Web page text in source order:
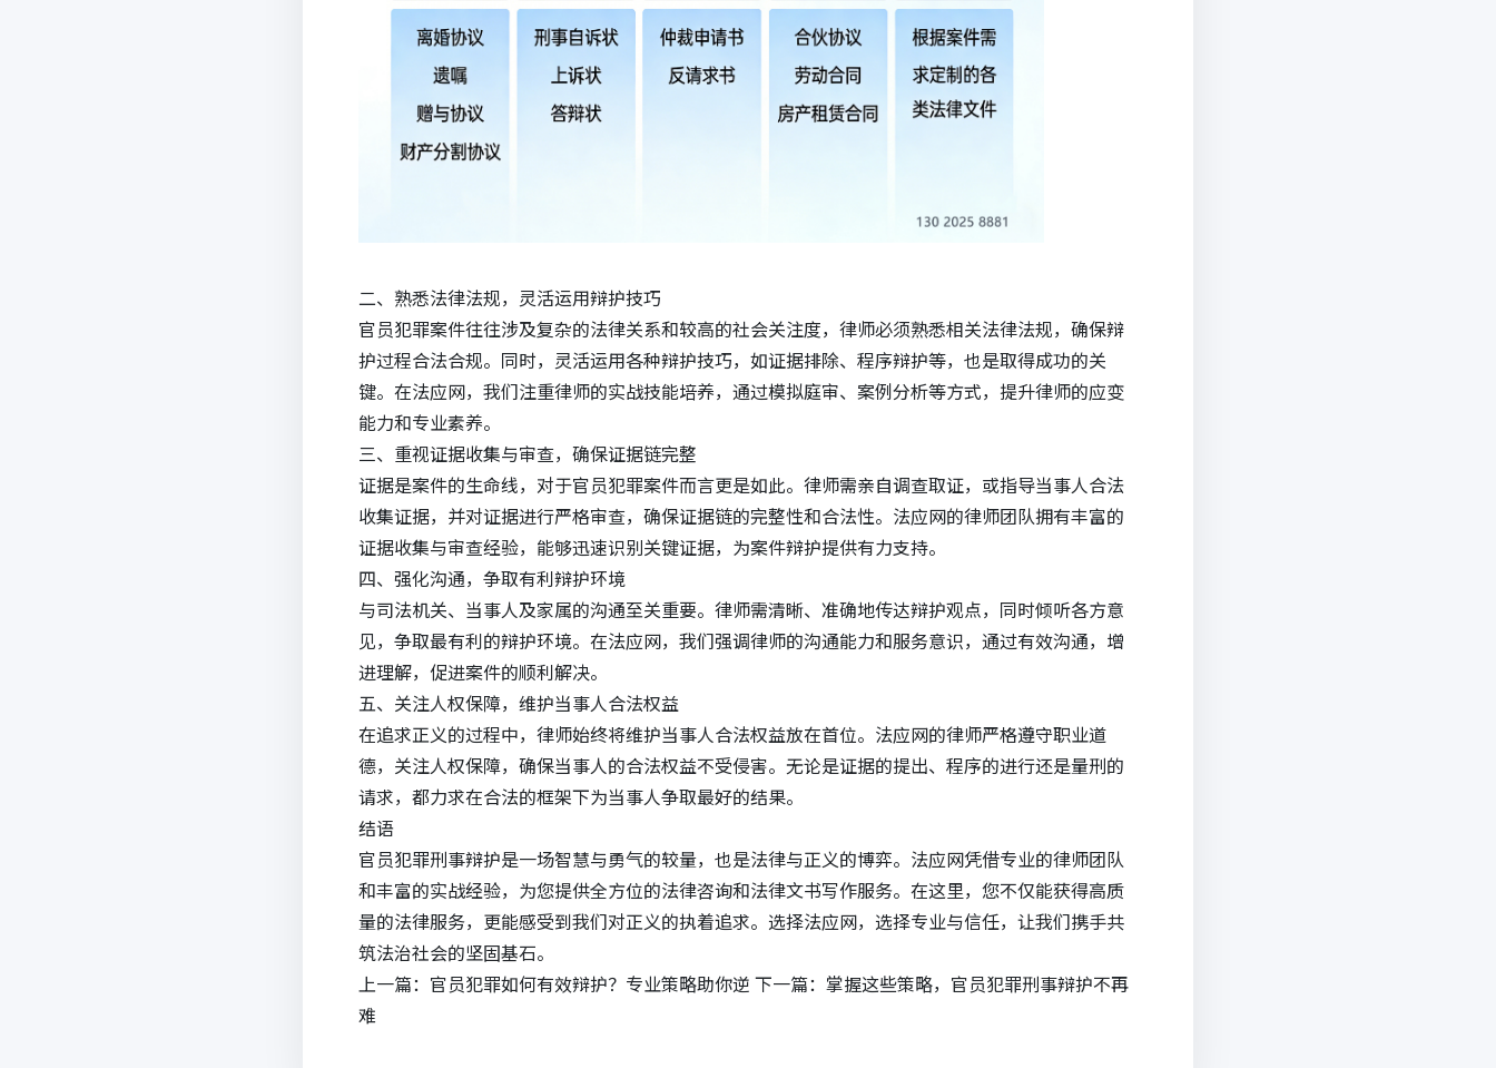
二、熟悉法律法规，灵活运用辩护技巧
官员犯罪案件往往涉及复杂的法律关系和较高的社会关注度，律师必须熟悉相关法律法规，确保辩
护过程合法合规。同时，灵活运用各种辩护技巧，如证据排除、程序辩护等，也是取得成功的关
键。在法应网，我们注重律师的实战技能培养，通过模拟庭审、案例分析等方式，提升律师的应变
能力和专业素养。
三、重视证据收集与审查，确保证据链完整
证据是案件的生命线，对于官员犯罪案件而言更是如此。律师需亲自调查取证，或指导当事人合法
收集证据，并对证据进行严格审查，确保证据链的完整性和合法性。法应网的律师团队拥有丰富的
证据收集与审查经验，能够迅速识别关键证据，为案件辩护提供有力支持。
四、强化沟通，争取有利辩护环境
与司法机关、当事人及家属的沟通至关重要。律师需清晰、准确地传达辩护观点，同时倾听各方意
见，争取最有利的辩护环境。在法应网，我们强调律师的沟通能力和服务意识，通过有效沟通，增
进理解，促进案件的顺利解决。
五、关注人权保障，维护当事人合法权益
在追求正义的过程中，律师始终将维护当事人合法权益放在首位。法应网的律师严格遵守职业道
德，关注人权保障，确保当事人的合法权益不受侵害。无论是证据的提出、程序的进行还是量刑的
请求，都力求在合法的框架下为当事人争取最好的结果。
结语
官员犯罪刑事辩护是一场智慧与勇气的较量，也是法律与正义的博弈。法应网凭借专业的律师团队
和丰富的实战经验，为您提供全方位的法律咨询和法律文书写作服务。在这里，您不仅能获得高质
量的法律服务，更能感受到我们对正义的执着追求。选择法应网，选择专业与信任，让我们携手共
筑法治社会的坚固基石。
上一篇： 官员犯罪如何有效辩护？专业策略助你逆 下一篇： 掌握这些策略，官员犯罪刑事辩护不再
难